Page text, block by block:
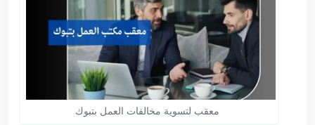
معقب لتسوية مخالفات العمل بتبوك